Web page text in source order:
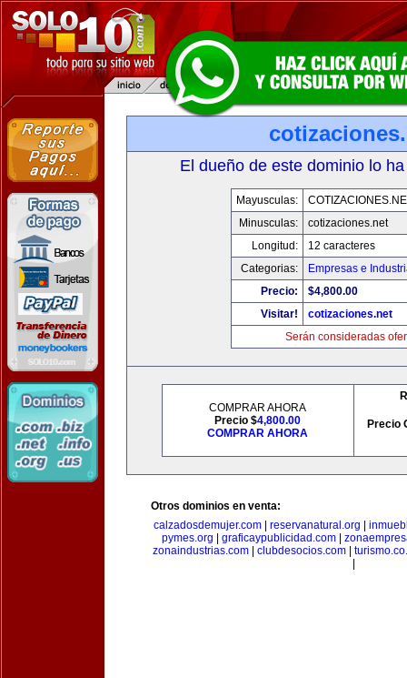
El dueño de este dominio lo
Mayusculas:
Minusculas:
cotizaciones.net
Longitud:
12 caracteres
Categorias:
Empresas e
Precio:
$4,800.00
Visitar!
cotizaciones.net
Serán consideradas
COMPRAR AHORA
Precio $4,800.00
COMPRAR AHORA
Precio
Otros dominios en venta:
calzadosdemujer.com
reservanatural.org
pymes.org
graficaypublicidad.com
zonaindustrias.com| clubdesocios.com|